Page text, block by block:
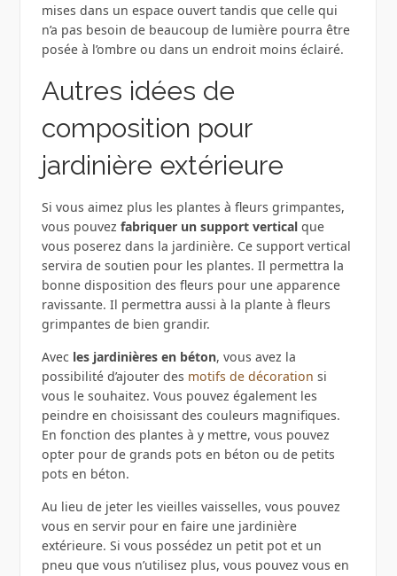
mises dans un espace ouvert tandis que celle qui
n’a pas besoin de beaucoup de lumière pourra être
posée à l’ombre ou dans un endroit moins éclairé.
Autres idées de
composition pour
jardinière extérieure
Si vous aimez plus les plantes à fleurs grimpantes,
vous pouvez fabriquer un support vertical que
vous poserez dans la jardinière. Ce support vertical
servira de soutien pour les plantes. Il permettra la
bonne disposition des fleurs pour une apparence
ravissante. Il permettra aussi à la plante à fleurs
grimpantes de bien grandir.
Avec les jardinières en béton, vous avez la
possibilité d’ajouter des motifs de décoration si
vous le souhaitez. Vous pouvez également les
peindre en choisissant des couleurs magnifiques.
En fonction des plantes à y mettre, vous pouvez
opter pour de grands pots en béton ou de petits
pots en béton.
Au lieu de jeter les vieilles vaisselles, vous pouvez
vous en servir pour en faire une jardinière
extérieure. Si vous possédez un petit pot et un
pneu que vous n’utilisez plus, vous pouvez vous en